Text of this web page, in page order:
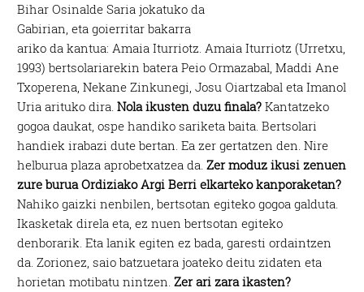
Bihar Osinalde Saria jokatuko da
Gabirian, eta goierritar bakarra
ariko da kantua: Amaia Iturriotz. Amaia Iturriotz (Urretxu,
1993) bertsolariarekin batera Peio Ormazabal, Maddi Ane
Txoperena, Nekane Zinkunegi, Josu Oiartzabal eta Imanol
Uria arituko dira.Nola ikusten duzu finala? Kantatzeko
gogoa daukat, ospe handiko sariketa baita. Bertsolari
handiek irabazi dute bertan. Ea zer gertatzen den. Nire
helburua plaza aprobetxatzea da.Zer moduz ikusi zenuen
zure burua Ordiziako Argi Berri elkarteko kanporaketan?
Nahiko gaizki nenbilen, bertsotan egiteko gogoa galduta.
Ikasketak direla eta, ez nuen bertsotan egiteko
denborarik. Eta lanik egiten ez bada, garesti ordaintzen
da. Zorionez, saio batzuetara joateko deitu zidaten eta
horietan motibatu nintzen.Zer ari zara ikasten?